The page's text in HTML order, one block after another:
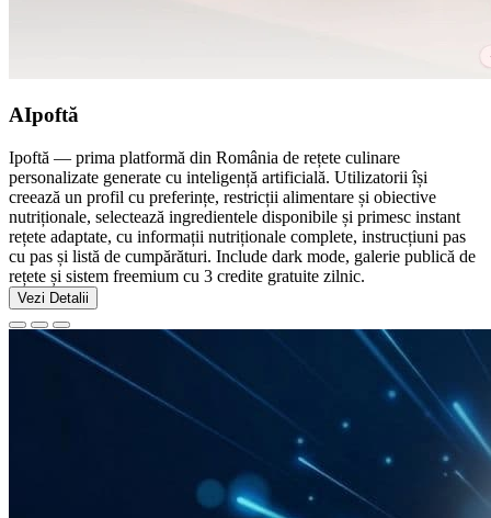
AIpoftă
Ipoftă — prima platformă din România de rețete culinare
personalizate generate cu inteligență artificială. Utilizatorii își
creează un profil cu preferințe, restricții alimentare și obiective
nutriționale, selectează ingredientele disponibile și primesc instant
rețete adaptate, cu informații nutriționale complete, instrucțiuni pas
cu pas și listă de cumpărături. Include dark mode, galerie publică de
rețete și sistem freemium cu 3 credite gratuite zilnic.
Vezi Detalii